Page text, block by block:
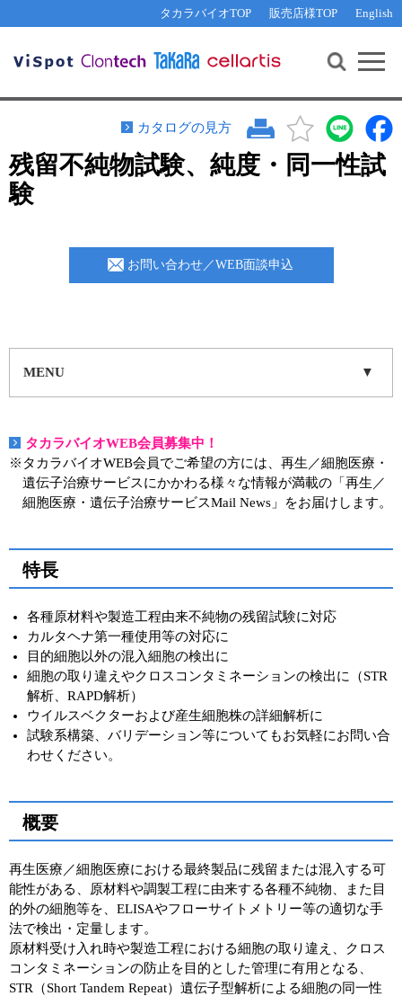
タカラバイオTOP 販売店様TOP English
機能解析・サイレンシング
核酸抽出・精製・標識
PCR・等温増幅
装置・ソフトウェア
その他 ライセンスに関するご相談
遺伝子組換え生物該当製品
研究支援ツール
Cut-Site Navigator 制限酵素切断サイトの検索
In-Fusion Cloning プライマー設計
抗体検索サイト
リアルタイムPCR
ラーニングセンター
リアルタイムPCR実験ガイド
遺伝子検査ガイド（食品・水質・家畜他）
幹細胞・再生医療研究ガイド
細胞選択ガイド
エピジェネティクス実験ガイド
RNAi実験ガイド
アプリケーションノート
ユーザーズボイス集
動画ライブラリー
Q&A
お問い合わせ WEB会員登録
カタログの見方
残留不純物試験、純度・同一性試
験
お問い合わせ／WEB面談申込
MENU
タカラバイオWEB会員募集中！
※タカラバイオWEB会員でご希望の方には、再生／細胞医療・
遺伝子治療サービスにかかわる様々な情報が満載の「再生／
細胞医療・遺伝子治療サービスMail News」をお届けします。
特長
各種原材料や製造工程由来不純物の残留試験に対応
カルタヘナ第一種使用等の対応に
目的細胞以外の混入細胞の検出に
細胞の取り違えやクロスコンタミネーションの検出に（STR
解析、RAPD解析）
ウイルスベクターおよび産生細胞株の詳細解析に
試験系構築、バリデーション等についてもお気軽にお問い合
わせください。
概要
再生医療／細胞医療における最終製品に残留または混入する可
能性がある、原材料や調製工程に由来する各種不純物、また目
的外の細胞等を、ELISAやフローサイトメトリー等の適切な手
法で検出・定量します。
原材料受け入れ時や製造工程における細胞の取り違え、クロス
コンタミネーションの防止を目的とした管理に有用となる、
STR（Short Tandem Repeat）遺伝子型解析による細胞の同一性